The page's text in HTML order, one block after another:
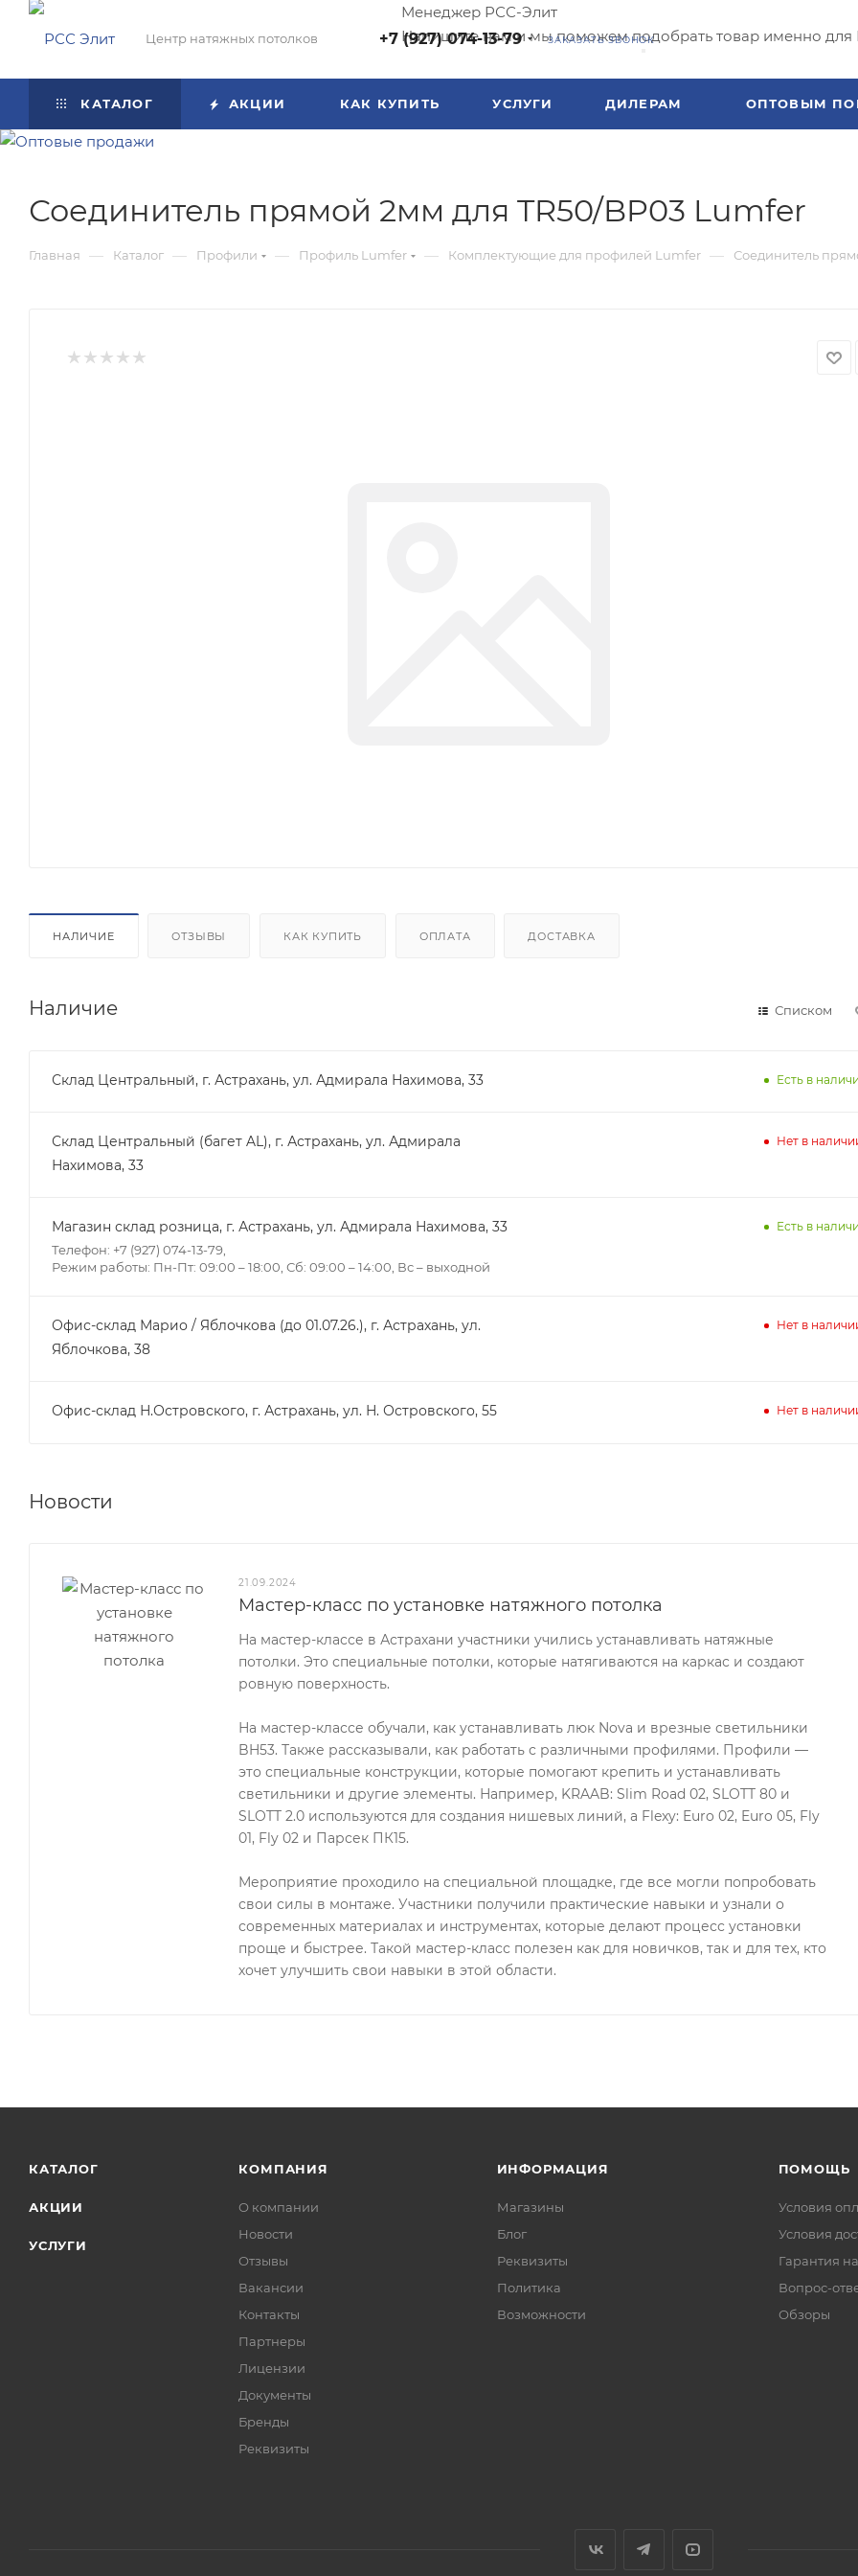
Менеджер РСС-Элит
Напишите нам и мы поможем подобрать товар именно для
Центр натяжных потолков +7 (927) 074-13-79 ЗАКАЗАТЬ ЗВОНОК
КАТАЛОГ АКЦИИ КАК КУПИТЬ УСЛУГИ ДИЛЕРАМ ОПТОВЫМ
Соединитель прямой 2мм для TR50/BP03 Lumfer
Главная — Каталог — Профили — Профиль Lumfer — Комплектующие для профилей Lumfer — Соединитель
НАЛИЧИЕ ОТЗЫВЫ КАК КУПИТЬ ОПЛАТА ДОСТАВКА
Наличие Списком
Склад Центральный, г. Астрахань, ул. Адмирала Нахимова, 33 Есть в
Склад Центральный (багет AL), г. Астрахань, ул. Адмирала
Нахимова, 33
Нет в
Магазин склад розница, г. Астрахань, ул. Адмирала Нахимова, 33
Телефон: +7 (927) 074-13-79,
Режим работы: Пн-Пт: 09:00 – 18:00, Сб: 09:00 – 14:00, Вс – выходной
Есть в
Офис-склад Марио / Яблочкова (до 01.07.26.), г. Астрахань, ул.
Яблочкова, 38
Нет в
Офис-склад Н.Островского, г. Астрахань, ул. Н. Островского, 55 Нет в
Новости
21.09.2024
Мастер-класс по установке натяжного потолка
На мастер-классе в Астрахани участники учились устанавливать натяжные
потолки. Это специальные потолки, которые натягиваются на каркас и создают
ровную поверхность.
На мастер-классе обучали, как устанавливать люк Nova и врезные светильники
BH53. Также рассказывали, как работать с различными профилями. Профили —
это специальные конструкции, которые помогают крепить и устанавливать
светильники и другие элементы. Например, KRAAB: Slim Road 02, SLOTT 80 и
SLOTT 2.0 используются для создания нишевых линий, а Flexy: Euro 02, Euro 05, Fly
01, Fly 02 и Парсек ПК15.
Мероприятие проходило на специальной площадке, где все могли попробовать
свои силы в монтаже. Участники получили практические навыки и узнали о
современных материалах и инструментах, которые делают процесс установки
проще и быстрее. Такой мастер-класс полезен как для новичков, так и для тех, кто
хочет улучшить свои навыки в этой области.
КАТАЛОГ
АКЦИИ
УСЛУГИ
КОМПАНИЯ
О компании
Новости
Отзывы
Вакансии
Контакты
Партнеры
Лицензии
Документы
Бренды
Реквизиты
ИНФОРМАЦИЯ
Магазины
Блог
Реквизиты
Политика
Возможности
ПОМОЩЬ
Условия
Условия
Гарантия
Вопрос-
Обзоры